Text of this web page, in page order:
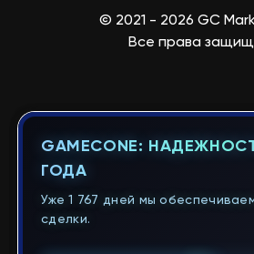
© 2021 - 2026 GC
Все права
GAMECONE:
ГОДА
Уже 1 767 дней мы
сделки.